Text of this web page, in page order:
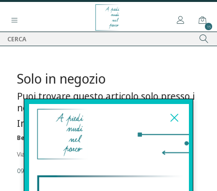
15
Solo in negozio
Puoi trovare questo articolo solo presso i
nostri punti vendita:
Info contatti
Before s.r.l.s.
Via Della Maestranza , 23 96100 Siracusa
09311962373